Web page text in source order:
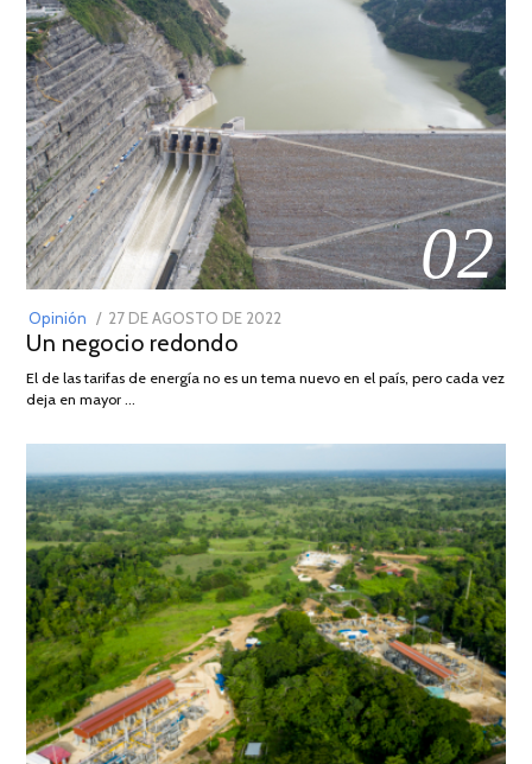
02
Opinión
POSTED
ON
27 DE AGOSTO DE 2022
DE
Un negocio redondo
El de las tarifas de energía no es un tema nuevo en el país, pero cada vez
deja en mayor …